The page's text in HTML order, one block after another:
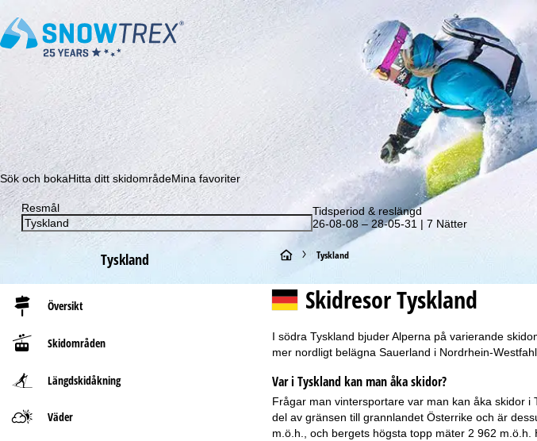
Prenumerera på vårt nyhetsbrev och missa aldrig ett erbjudande!
Sök och bokaHitta ditt skidområdeMina favoriter
Resmål
Tidsperiod & reslängd
26-08-08 – 28-05-31 | 7 Nätter
Tyskland
Översikt
Skidområden
Längdskidåkning
Väder
S
t
r
t
s
Tyskland
SkidresorTyskland
I södra Tyskland bjuder Alperna på varierande
mer nordligt belägna Sauerland i Nordrhein-
Var i Tyskland kan man åka skidor?
Frågar man vintersportare var man kan åka skidor
del av gränsen till grannlandet Österrike och är
m.ö.h., och bergets högsta topp mäter 2 962